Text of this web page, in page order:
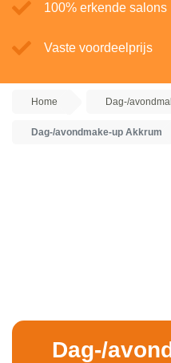
100% erkende salons
Vaste voordeelprijs
Home Dag-/
Dag-/avondmake-up Akkrum
Dag-/